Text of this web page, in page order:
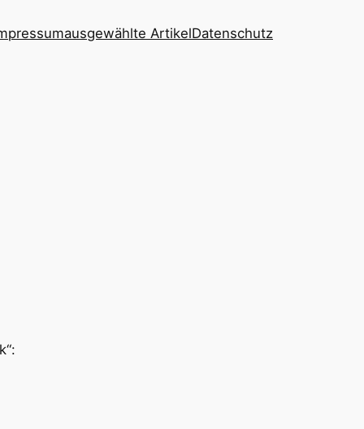
ausgewählte ArtikelDatenschutz